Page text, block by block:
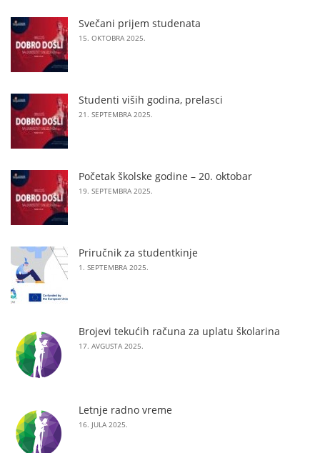
Svečani prijem studenata
15. OKTOBRA 2025.
Studenti viših godina, prelasci
21. SEPTEMBRA 2025.
Početak školske godine – 20. oktobar
19. SEPTEMBRA 2025.
Priručnik za studentkinje
1. SEPTEMBRA 2025.
Brojevi tekućih računa za uplatu školarina
17. AVGUSTA 2025.
Letnje radno vreme
16. JULA 2025.